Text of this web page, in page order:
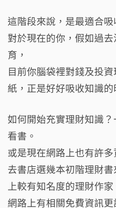
這階段來說，是最適合吸
對於現在的你，假如過
育，
目前你腦袋裡對錢及投
紙，正是好好吸收知識的
如何開始充實理財知識
看書。
或是現在網路上也有許
去書店選幾本初階理財
上較有知名度的理財作家
網路上有相關免費資訊